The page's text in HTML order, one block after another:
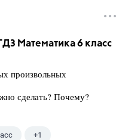
Математика 6 класс
произвольных
сделать? Почему?
+1